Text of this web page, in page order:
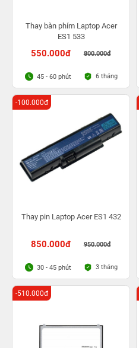
Thay bàn phím Laptop Acer
ES1 533
550.000đ 800.000đ
45 - 60 phút 6 tháng
Thay pin Laptop Acer ES1 432
850.000đ 950.000đ
-100.000đ
30 - 45 phút 3 tháng
-510.000đ